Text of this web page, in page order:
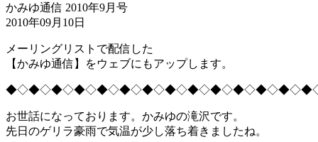
かみゆ通信 2010年9月号
2010年09月10日
メーリングリストで配信した
【かみゆ通信】をウェブにもアップします。
お世話になっております。かみゆの滝沢です。
先日のゲリラ豪雨で気温が少し落ち着きましたね。